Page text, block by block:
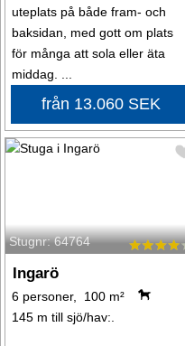
uteplats på både fram- och
baksidan, med gott om plats
för många att sola eller äta
middag. ...
från 13.060 SEK
Stugnr: 64764
Ingarö
6 personer, 100 m²
145 m till sjö/hav:.